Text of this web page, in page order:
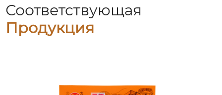
Соответствующая
Продукция